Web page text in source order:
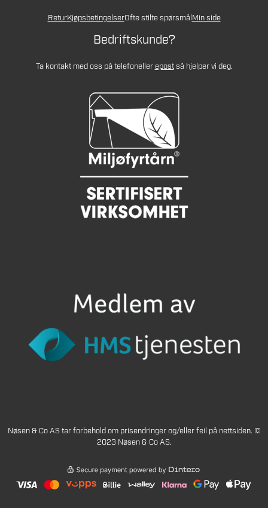
ReturKjøpsbetingelserOfte stilte spørsmålMin side
Bedriftskunde?
Ta kontakt med oss på telefonellerepostså hjelper vi deg.
Nøsen & Co AS tar forbehold om prisendringer og/eller feil på nettsiden. ©
2023 Nøsen & Co AS.